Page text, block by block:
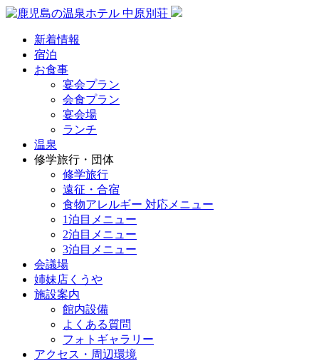
新着情報
宿泊
お食事
宴会プラン
会食プラン
宴会場
ランチ
温泉
修学旅行・団体
修学旅行
遠征・合宿
食物アレルギー 対応メニュー
1泊目メニュー
2泊目メニュー
3泊目メニュー
会議場
姉妹店くうや
施設案内
館内設備
よくある質問
フォトギャラリー
アクセス・周辺環境